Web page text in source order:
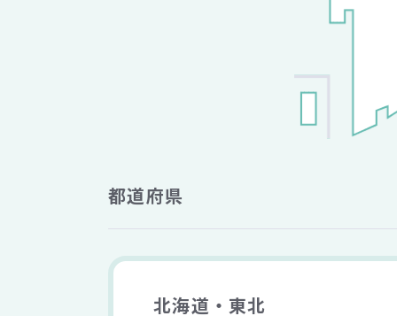
都道府県
北海道・東北